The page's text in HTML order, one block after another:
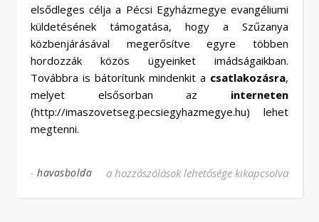
elsődleges célja a Pécsi Egyházmegye evangéliumi
küldetésének támogatása, hogy a Szűzanya
közbenjárásával megerősítve egyre többen
hordozzák közös ügyeinket imádságaikban.
Továbbra is bátorítunk mindenkit a csatlakozásra,
melyet elsősorban az interneten
(http://imaszovetseg.pecsiegyhazmegye.hu) lehet
megtenni.
- havasbolda Boldogasszony Imaszövetség bejegyzéshez
a hozzászólások lehetősége kikapcsolva